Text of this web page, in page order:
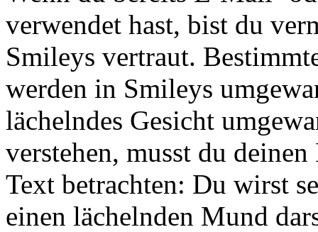
verwendet hast, bist du
Smileys vertraut.
werden in Smileys
lächelndes Gesicht
verstehen, musst du
Text betrachten: Du wirst
einen lächelnden Mund